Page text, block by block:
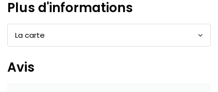
Plus d'informations
La carte
Avis